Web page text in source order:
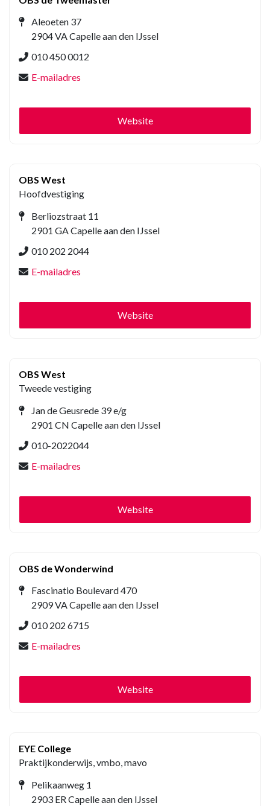
Aleoeten 37
2904 VA Capelle aan den IJssel
010 450 0012
E-mailadres
Website
OBS West
Hoofdvestiging
Berliozstraat 11
2901 GA Capelle aan den IJssel
010 202 2044
E-mailadres
Website
OBS West
Tweede vestiging
Jan de Geusrede 39 e/g
2901 CN Capelle aan den IJssel
010-2022044
E-mailadres
Website
OBS de Wonderwind
Fascinatio Boulevard 470
2909 VA Capelle aan den IJssel
010 202 6715
E-mailadres
Website
EYE College
Praktijkonderwijs, vmbo, mavo
Pelikaanweg 1
2903 ER Capelle aan den IJssel